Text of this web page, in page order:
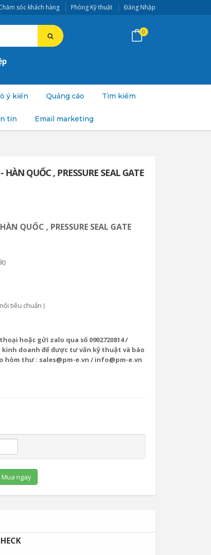
sóc khách hàng Phòng Kỹ thuật Đăng Nhập
0
ý kiến Quảng cáo Tìm kiếm
tin Email marketing
QUỐC , PRESSURE SEAL GATE
QUỐC , PRESSURE SEAL GATE
tiêu chuẩn )
hoặc gửi zalo qua số 0902720814 /
kinh doanh để được tư vấn kỹ thuật và báo
hòm thư : sales@pm-e.vn / info@pm-e.vn
Mua ngay